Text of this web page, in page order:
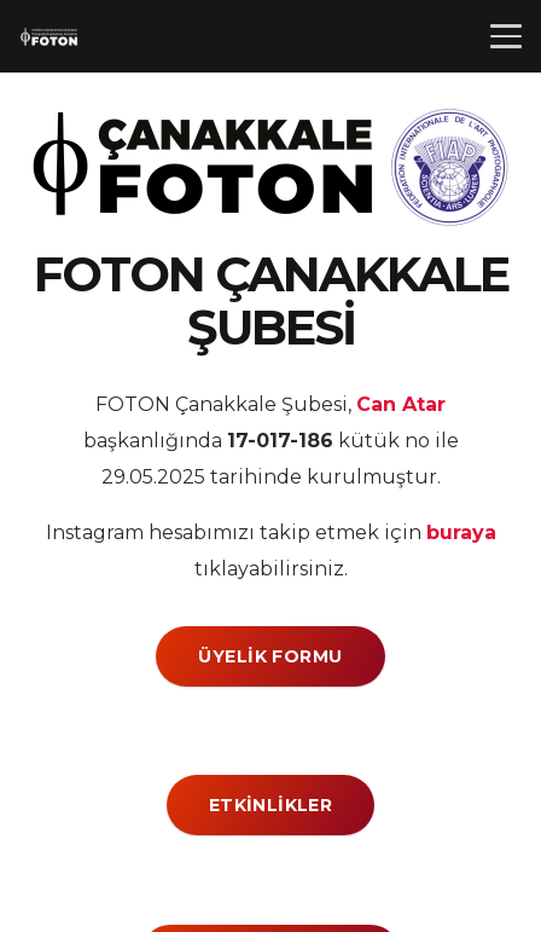
FOTON ÇANAKKALE
ŞUBESİ
FOTON Çanakkale Şubesi, Can Atar
başkanlığında 17-017-186 kütük no ile
29.05.2025 tarihinde kurulmuştur.
Instagram hesabımızı takip etmek için buraya
tıklayabilirsiniz.
ÜYELIK FORMU
ETKINLIKLER